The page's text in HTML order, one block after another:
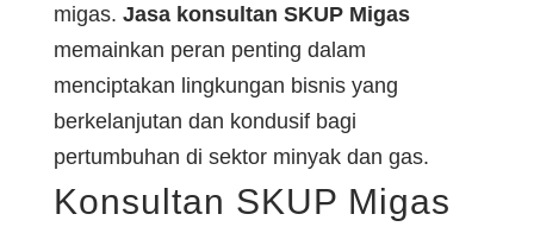
migas. Jasa konsultan SKUP Migas
memainkan peran penting dalam
menciptakan lingkungan bisnis yang
berkelanjutan dan kondusif bagi
pertumbuhan di sektor minyak dan gas.
Konsultan SKUP Migas